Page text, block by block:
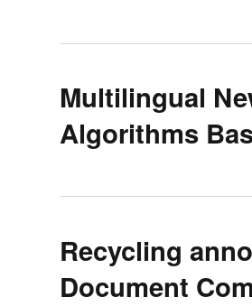
Multilingual
Algorithms
Recycling
Document